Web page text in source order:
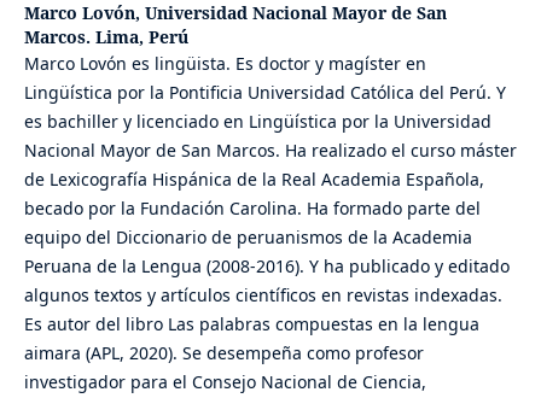
Marco Lovón, Universidad Nacional Mayor de San
Marcos. Lima, Perú
Marco Lovón es lingüista. Es doctor y magíster en
Lingüística por la Pontificia Universidad Católica del Perú. Y
es bachiller y licenciado en Lingüística por la Universidad
Nacional Mayor de San Marcos. Ha realizado el curso máster
de Lexicografía Hispánica de la Real Academia Española,
becado por la Fundación Carolina. Ha formado parte del
equipo del Diccionario de peruanismos de la Academia
Peruana de la Lengua (2008-2016). Y ha publicado y editado
algunos textos y artículos científicos en revistas indexadas.
Es autor del libro Las palabras compuestas en la lengua
aimara (APL, 2020). Se desempeña como profesor
investigador para el Consejo Nacional de Ciencia,